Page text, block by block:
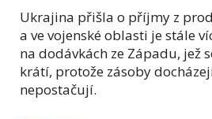
Ukrajina přišla o příjmy z
a ve vojenské oblasti je stále
na dodávkách ze Západu, jež
krátí, protože zásoby
nepostačují.